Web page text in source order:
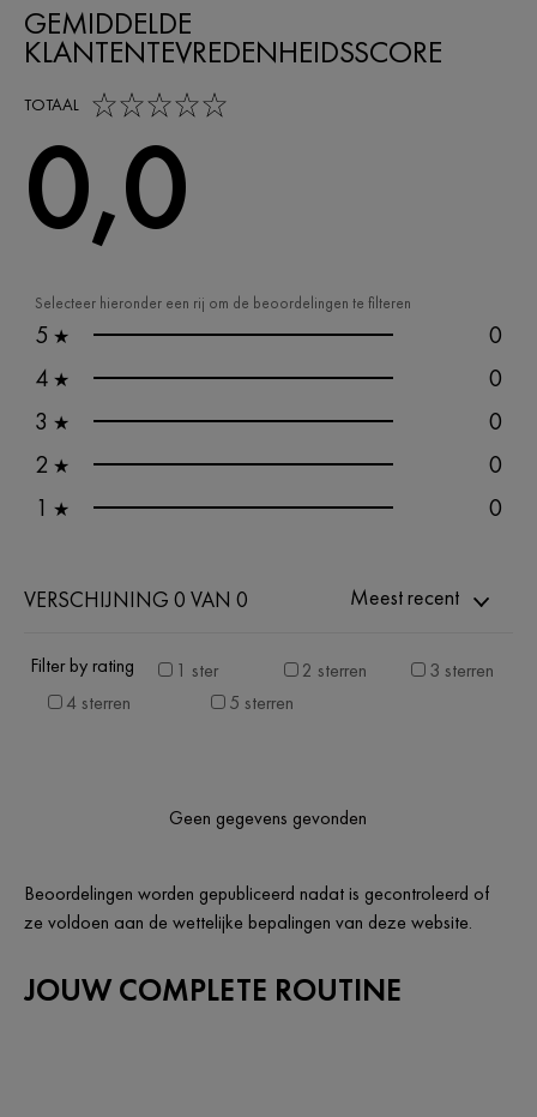
Selecteer hieronder een rij om de beoordelingen te filteren
5 ★
0
4 ★
0
3 ★
0
2 ★
0
1 ★ 0
GEMIDDELDE
KLANTENTEVREDENHEIDSSCORE
TOTAAL
0,0 out of 5 stars
0,0
VERSCHIJNING 0 VAN 0 Meest recent
Filter by rating 1 ster 2 sterren
3 sterren
4 sterren
5 sterren
Geen gegevens gevonden
Beoordelingen worden gepubliceerd nadat is gecontroleerd of
ze voldoen aan de wettelijke bepalingen van deze website.
JOUW COMPLETE ROUTINE